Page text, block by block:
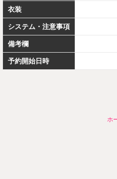
衣装
システム・注意事項
備考欄
予約開始日時
ホ